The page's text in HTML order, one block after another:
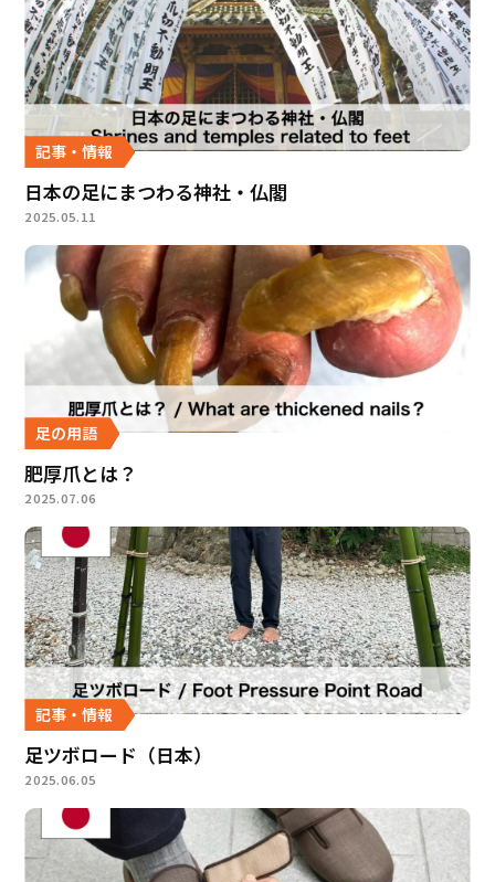
記事・情報
日本の足にまつわる神社・仏閣
2025.05.11
足の用語
肥厚爪とは？
2025.07.06
記事・情報
足ツボロード（日本）
2025.06.05